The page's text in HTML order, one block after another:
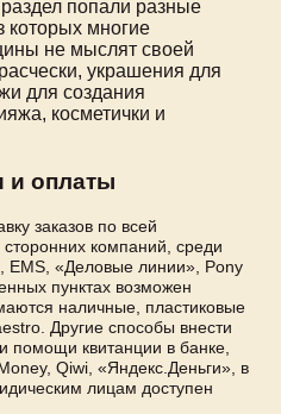
попали разные
которых многие
не мыслят своей
украшения для
для создания
косметички и
и оплаты
заказов по всей
компаний, среди
EMS, «Деловые линии», Pony
пунктах возможен
наличные, пластиковые
Другие способы внести
помощи квитанции в банке,
Qiwi, «Яндекс.Деньги», в
лицам доступен